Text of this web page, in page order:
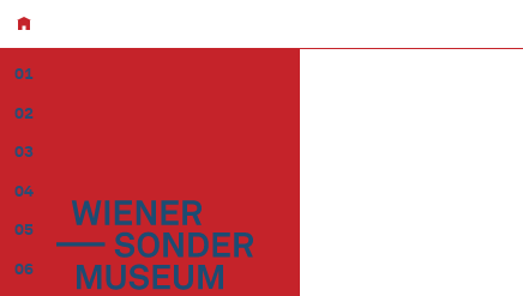
01
02
03
04
05
06